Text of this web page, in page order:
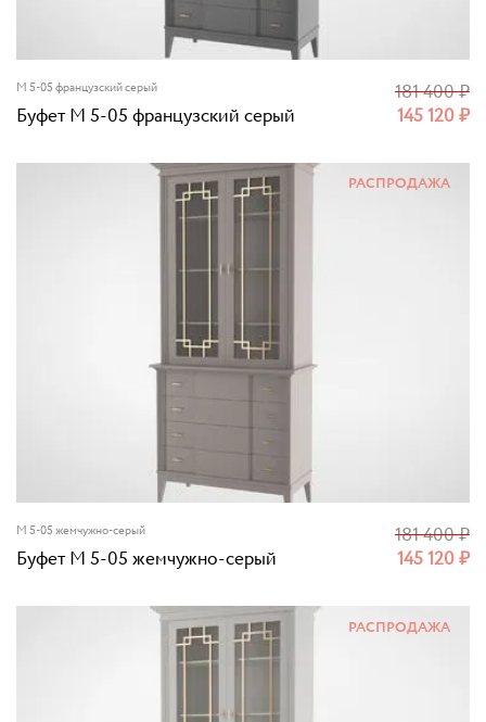
M 5-05 французский серый
Буфет M 5-05 французский серый 145 120₽
181 400₽
M 5-05 жемчужно-серый
Буфет M 5-05 жемчужно-серый 145 120₽
181 400₽
РАСПРОДАЖА
РАСПРОДАЖА